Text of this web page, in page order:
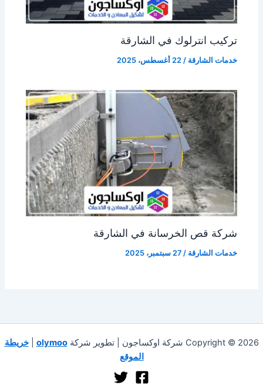
تركيب انترلوك في الشارقة
خدمات الشارقة / 22 أغسطس، 2025
شركة قص الخرسانة في الشارقة
خدمات الشارقة /27 سبتمبر، 2025
Copyright © 2026 شركة اوكساجون | تطوير شركة olymoo
|خريطة
الموقع